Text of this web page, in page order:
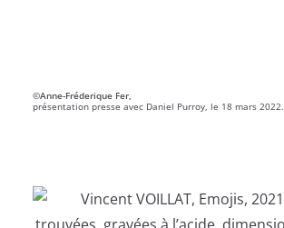
©Anne-Fréderique Fer,
présentation presse avec Daniel Purroy, le 18 mars 2022.